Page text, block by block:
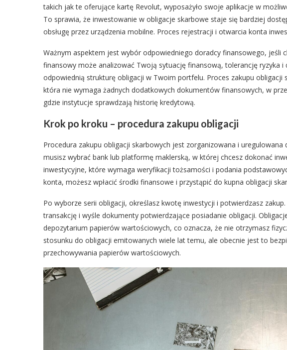
takich jak te oferujące kartę Revolut, wyposażyło swoje aplikacje w
To sprawia, że inwestowanie w obligacje skarbowe staje się bardziej
obsługę przez urządzenia mobilne. Proces rejestracji i otwarcia konta
Ważnym aspektem jest wybór odpowiedniego doradcy finansowego, jeśli
finansowy może analizować Twoją sytuację finansową, tolerancję ryzyka i
odpowiednią strukturę obligacji w Twoim portfelu. Proces zakupu obligacji
która nie wymaga żadnych dodatkowych dokumentów finansowych, w
gdzie instytucje sprawdzają historię kredytową.
Krok po kroku – procedura zakupu obligacji
Procedura zakupu obligacji skarbowych jest zorganizowana i
musisz wybrać bank lub platformę maklerską, w której chcesz dokonać
inwestycyjne, które wymaga weryfikacji tożsamości i podania
konta, możesz wpłacić środki finansowe i przystąpić do kupna obligacji
Po wyborze serii obligacji, określasz kwotę inwestycji i potwierdzasz
transakcję i wyśle dokumenty potwierdzające posiadanie obligacji.
depozytarium papierów wartościowych, co oznacza, że nie otrzymasz
stosunku do obligacji emitowanych wiele lat temu, ale obecnie jest to
przechowywania papierów wartościowych.